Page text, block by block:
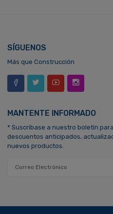
SÍGUENOS
Más que Construcción
MANTENTE INFORMADO
* Suscríbase a nuestro boletín
descuentos anticipados,
nuevos productos.